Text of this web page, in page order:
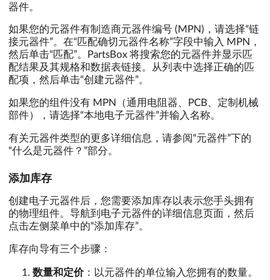
器件。
如果您的元器件有制造商元器件编号 (MPN)，请选择“链
接元器件”。在“匹配确切元器件名称”字段中输入 MPN，
然后单击“匹配”。PartsBox 将搜索您的元器件并显示匹
配结果及其规格和数据表链接。从列表中选择正确的匹
配项，然后单击“创建元器件”。
如果您的组件没有 MPN（通用电阻器、PCB、定制机械
部件），请选择“本地电子元器件”并输入名称。
有关元器件类型的更多详细信息，请参阅“元器件”下的
“什么是元器件？”部分。
添加库存
创建电子元器件后，您需要添加库存以表示您手头拥有
的物理组件。导航到电子元器件的详细信息页面，然后
点击左侧菜单中的“添加库存”。
库存向导有三个步骤：
数量和定价：以元器件的单位输入您拥有的数量。